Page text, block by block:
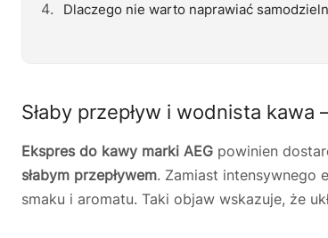
Dlaczego nie warto naprawiać
Słaby przepływ i wodnista
Ekspres do kawy marki AEG powinien
słabym przepływem. Zamiast intensywnego
smaku i aromatu. Taki objaw wskazuje, że